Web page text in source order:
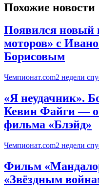
Похожие новости
Появился новый
моторов» с
Борисовым
Чемпионат.com2 недели
«Я неудачник».
Кевин Файги — о
фильма «Блэйд»
Чемпионат.com2 недели
Фильм
«Звёздным